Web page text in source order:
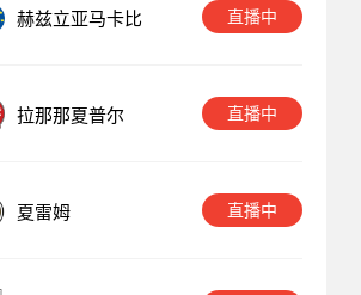
赫兹立亚马卡比 直播中
拉那那夏普尔 直播中
夏雷姆 直播中